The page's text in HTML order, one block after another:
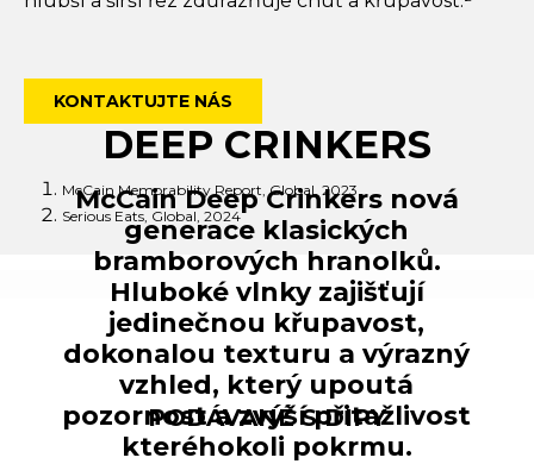
KONTAKTUJTE NÁS
McCain Memorability Report, Global, 2023
Serious Eats, Global, 2024
DEEP CRINKERS
McCain Deep Crinkers nová
generace klasických
bramborových hranolků.
Hluboké vlnky zajišťují
jedinečnou křupavost,
dokonalou texturu a výrazný
vzhled, který upoutá
pozornost a zvýší přitažlivost
kteréhokoli pokrmu.
PODÁVANÉ S DIPY